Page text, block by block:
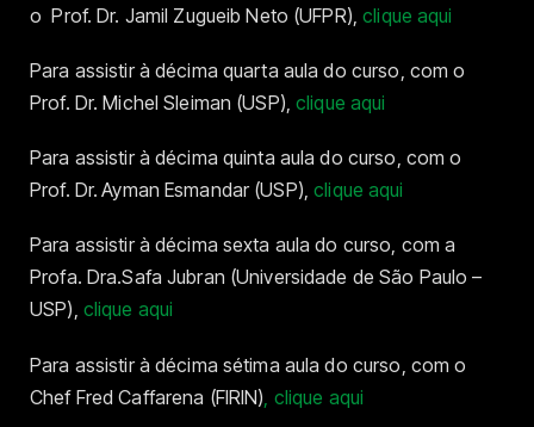
o Prof. Dr. Jamil Zugueib Neto (UFPR),clique aqui
Para assistir à décima quarta aula do curso, com o
Prof. Dr. Michel Sleiman (USP),clique aqui
Para assistir à décima quinta aula do curso, com o
Prof. Dr. Ayman Esmandar (USP),clique aqui
Para assistir à décima sexta aula do curso, com a
Profa. Dra.Safa Jubran (Universidade de São Paulo –
USP), clique aqui
Para assistir à décima sétima aula do curso, com o
Chef Fred Caffarena (FIRIN) , clique aqui